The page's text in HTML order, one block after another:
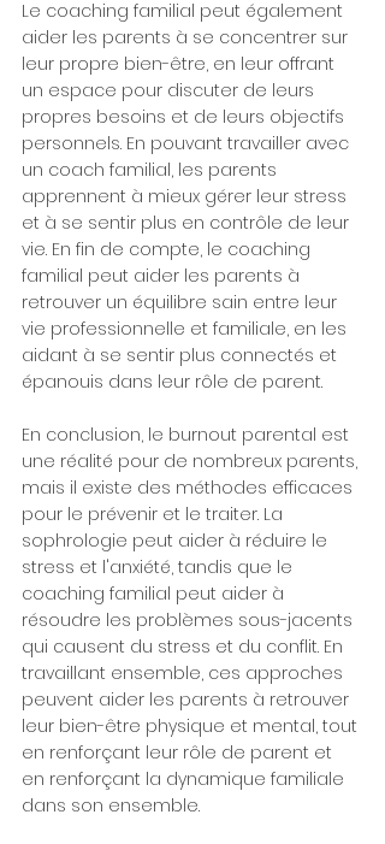
Le coaching familial peut également
aider les parents à se concentrer sur
leur propre bien-être, en leur offrant
un espace pour discuter de leurs
propres besoins et de leurs objectifs
personnels. En pouvant travailler avec
un coach familial, les parents
apprennent à mieux gérer leur stress
et à se sentir plus en contrôle de leur
vie. En fin de compte, le coaching
familial peut aider les parents à
retrouver un équilibre sain entre leur
vie professionnelle et familiale, en les
aidant à se sentir plus connectés et
épanouis dans leur rôle de parent.
En conclusion, le burnout parental est
une réalité pour de nombreux parents,
mais il existe des méthodes efficaces
pour le prévenir et le traiter. La
sophrologie peut aider à réduire le
stress et l'anxiété, tandis que le
coaching familial peut aider à
résoudre les problèmes sous-jacents
qui causent du stress et du conflit. En
travaillant ensemble, ces approches
peuvent aider les parents à retrouver
leur bien-être physique et mental, tout
en renforçant leur rôle de parent et
en renforçant la dynamique familiale
dans son ensemble.